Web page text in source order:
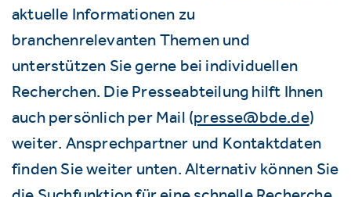
aktuelle Informationen zu
branchenrelevanten Themen und
unterstützen Sie gerne bei individuellen
Recherchen. Die Presseabteilung hilft Ihnen
auch persönlich per Mail (presse@bde.de)
weiter. Ansprechpartner und Kontaktdaten
finden Sie weiter unten. Alternativ können Sie